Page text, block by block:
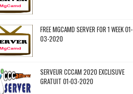
FREE MGCAMD SERVER FOR 1 WEEK 01-
03-2020
SERVEUR CCCAM 2020 EXCLISUVE
GRATUIT 01-03-2020